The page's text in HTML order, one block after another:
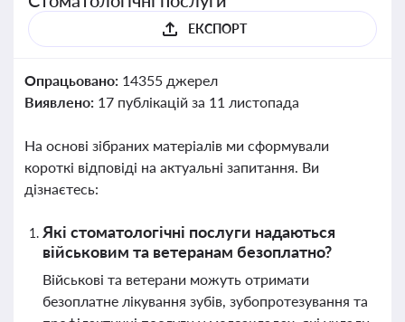
ЕКСПОРТ
Опрацьовано: 14355 джерел
Виявлено: 17 публікацій за 11 листопада
На основі зібраних матеріалів ми сформували
короткі відповіді на актуальні запитання. Ви
дізнаєтесь:
Які стоматологічні послуги надаються
військовим та ветеранам безоплатно?
Військові та ветерани можуть отримати
безоплатне лікування зубів, зубопротезування та